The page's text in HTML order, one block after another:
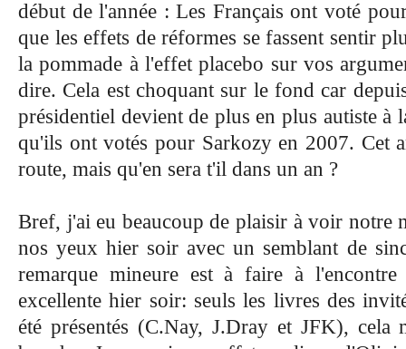
début de l'année : Les Français ont voté
que les effets de réformes se fassent sentir
la pommade à l'effet placebo sur vos
dire. Cela est choquant sur le fond car
présidentiel devient de plus en plus autiste à
qu'ils ont votés pour Sarkozy en 2007. Cet
route, mais qu'en sera t'il dans un an ?
Bref, j'ai eu beaucoup de plaisir à voir notre
nos yeux hier soir avec un semblant de
remarque mineure est à faire à
excellente hier soir: seuls les livres des
été présentés (C.Nay, J.Dray et JFK),